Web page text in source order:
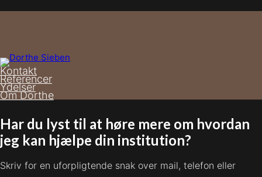
Kontakt
Referencer
Ydelser
Om Dorthe
Har du lyst til at høre mere om hvordan
jeg kan hjælpe din institution?
Skriv for en uforpligtende snak over mail, telefon eller